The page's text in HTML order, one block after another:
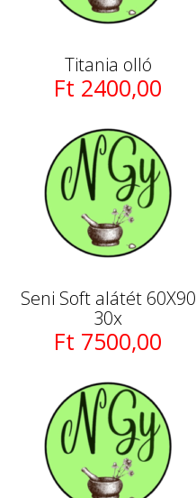
Titania olló
Ft 2400,00
Seni Soft alátét 60X90
30x
Ft 7500,00